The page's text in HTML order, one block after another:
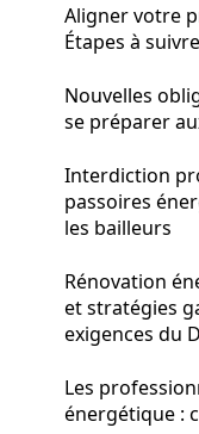
Aligner votre
Étapes à
Nouvelles
se préparer
Interdiction
passoires
les bailleurs
Rénovation
et stratégies
exigences du
Les
énergétique :